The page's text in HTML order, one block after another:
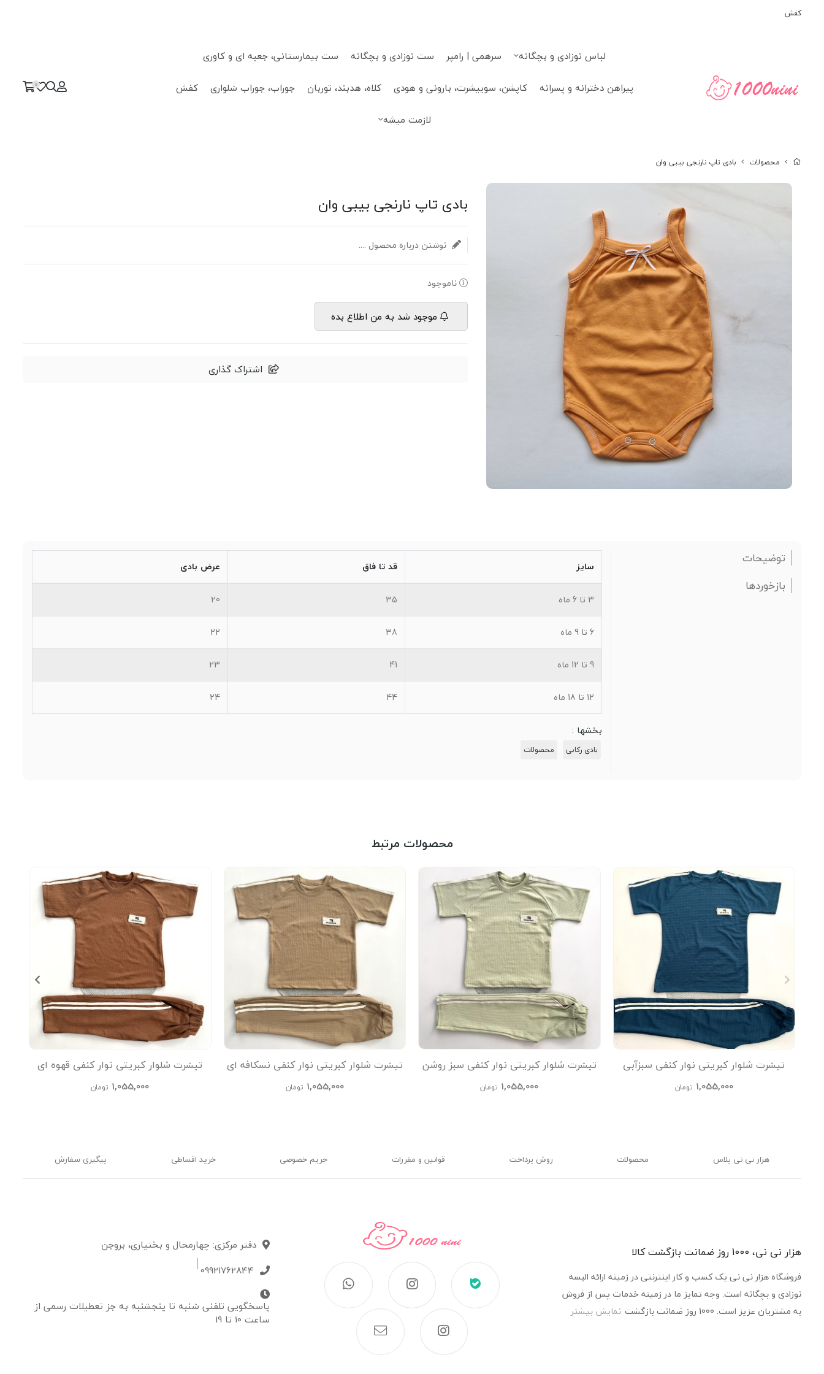
کفش
لباس نوزادی و بچگانه سرهمی | رامپر ست نوزادی و بچگانه
ست بیمارستانی، جعبه ای و کاوری
پیراهن دخترانه و پسرانه
کاپشن، سوییشرت، بارونی و هودی کلاه، هدبند، توربان جوراب، جوراب شلواری
کفش
لازمت میشه
0
محصولات بادی تاپ نارنجی بیبی وان
بادی تاپ نارنجی بیبی وان
نوشتن درباره محصول ....
ناموجود
موجود شد به من اطلاع بده
اشتراک گذاری
توضیحات
بازخوردها
سایز قد تا فاق عرض بادی
3 تا 6 ماه 35
20
6 تا 9 ماه 38
22
9 تا 12 ماه 41
23
12 تا 18 ماه 44
24
بخشها :
بادی رکابی محصولات
محصولات مرتبط
تیشرت شلوار کبریتی نوار کنفی سبزآبی
kids
1,055,000 تومان
تیشرت شلوار کبریتی نوار کنفی سبز روشن
kids
1,055,000 تومان
تیشرت شلوار کبریتی نوار کنفی نسکافه ای
kids
1,055,000 تومان
تیشرت شلوار کبریتی نوار کنفی قهوه ای
kids
1,055,000 تومان
هزار نی نی پلاس محصولات روش پرداخت قوانین و مقررات حریم خصوصی خرید اقساطی پیگیری سفارش
هزار نی نی، 1000 روز ضمانت بازگشت کالا
فروشگاه هزار نی نی یک کسب و کار اینترنتی در زمینه ارائه البسه
نوزادی و بچگانه است. وجه تمایز ما در زمینه خدمات پس از فروش
به مشتریان عزیز است. 1000 روز ضمانت بازگشت
نمایش بیشتر
دفتر مرکزی: چهارمحال و بختیاری، بروجن
09921762844
پاسخگویی تلفنی شنبه تا پنجشنبه به جز تعطیلات رسمی از
ساعت 10 تا 19